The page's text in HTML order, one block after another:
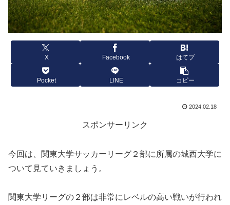
X Facebook はてブ
Pocket LINE コピー
2024.02.18
スポンサーリンク
今回は、関東大学サッカーリーグ２部に所属の城西大学に
ついて見ていきましょう。
関東大学リーグの２部は非常にレベルの高い戦いが行われ